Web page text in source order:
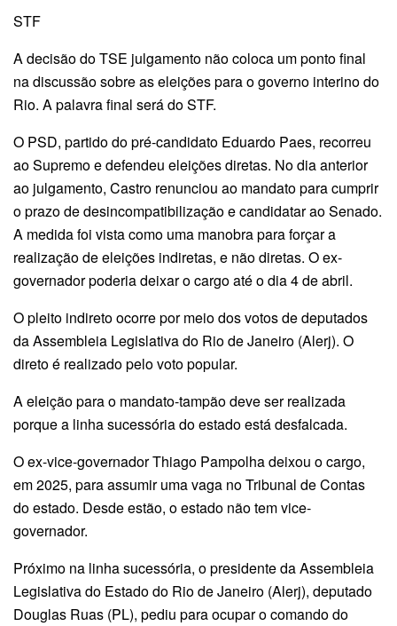
STF
A decisão do TSE julgamento não coloca um ponto final
na discussão sobre as eleições para o governo interino do
Rio. A palavra final será do STF.
O PSD, partido do pré-candidato Eduardo Paes, recorreu
ao Supremo e defendeu eleições diretas. No dia anterior
ao julgamento, Castro renunciou ao mandato para cumprir
o prazo de desincompatibilização e candidatar ao Senado.
A medida foi vista como uma manobra para forçar a
realização de eleições indiretas, e não diretas. O ex-
governador poderia deixar o cargo até o dia 4 de abril.
O pleito indireto ocorre por meio dos votos de deputados
da Assembleia Legislativa do Rio de Janeiro (Alerj). O
direto é realizado pelo voto popular.
A eleição para o mandato-tampão deve ser realizada
porque a linha sucessória do estado está desfalcada.
O ex-vice-governador Thiago Pampolha deixou o cargo,
em 2025, para assumir uma vaga no Tribunal de Contas
do estado. Desde estão, o estado não tem vice-
governador.
Próximo na linha sucessória, o presidente da Assembleia
Legislativa do Estado do Rio de Janeiro (Alerj), deputado
Douglas Ruas (PL), pediu para ocupar o comando do